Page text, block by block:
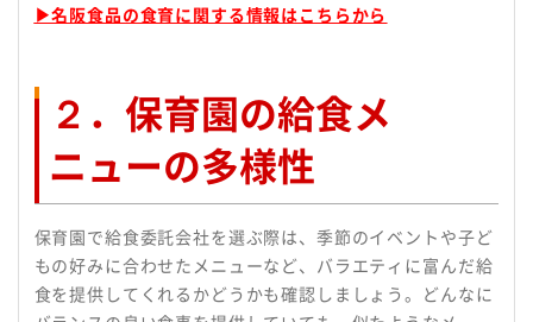
▶名阪食品の食育に関する情報はこちらから
２．保育園の給食メ
ニューの多様性
保育園で給食委託会社を選ぶ際は、季節のイベントや子ど
もの好みに合わせたメニューなど、バラエティに富んだ給
食を提供してくれるかどうかも確認しましょう。どんなに